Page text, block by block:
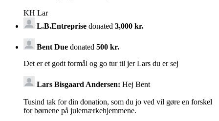
KH Lar
L.B.Entreprise donated 3,000 kr.
Bent Due donated 500 kr.
Det er et godt formål og go tur til jer Lars du er sej
Lars Bisgaard Andersen: Hej Bent
Tusind tak for din donation, som du jo ved vil gøre en forskel
for børnene på julemærkehjemmene.